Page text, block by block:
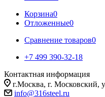
Корзина0
Отложенные0
Сравнение товаров0
+7 499 390-32-18
Контактная информация
г.Москва, г. Московский,
info@316steel.ru